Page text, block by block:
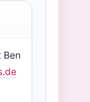
Ben